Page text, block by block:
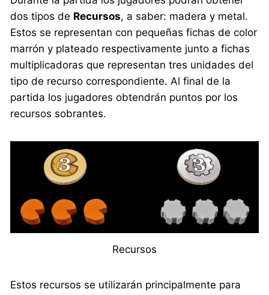
dos tipos de Recursos, a saber: madera y metal.
Estos se representan con pequeñas fichas de color
marrón y plateado respectivamente junto a fichas
multiplicadoras que representan tres unidades del
tipo de recurso correspondiente. Al final de la
partida los jugadores obtendrán puntos por los
recursos sobrantes.
Recursos
Estos recursos se utilizarán principalmente para